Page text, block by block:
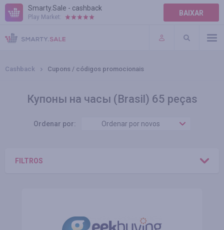
Smarty.Sale - cashback
Play Market: BAIXAR
AJUDA
TERMOS DE USO
Cashback Cupons / códigos promocionais
Купоны на часы (Brasil) 65 peças
Ordenar por: Ordenar por novos
FILTROS